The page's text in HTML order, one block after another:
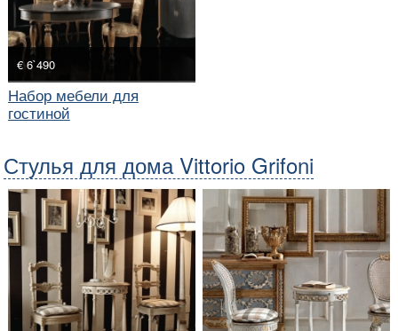
€ 6`490
Набор мебели для
гостиной
Стулья для дома Vittorio Grifoni